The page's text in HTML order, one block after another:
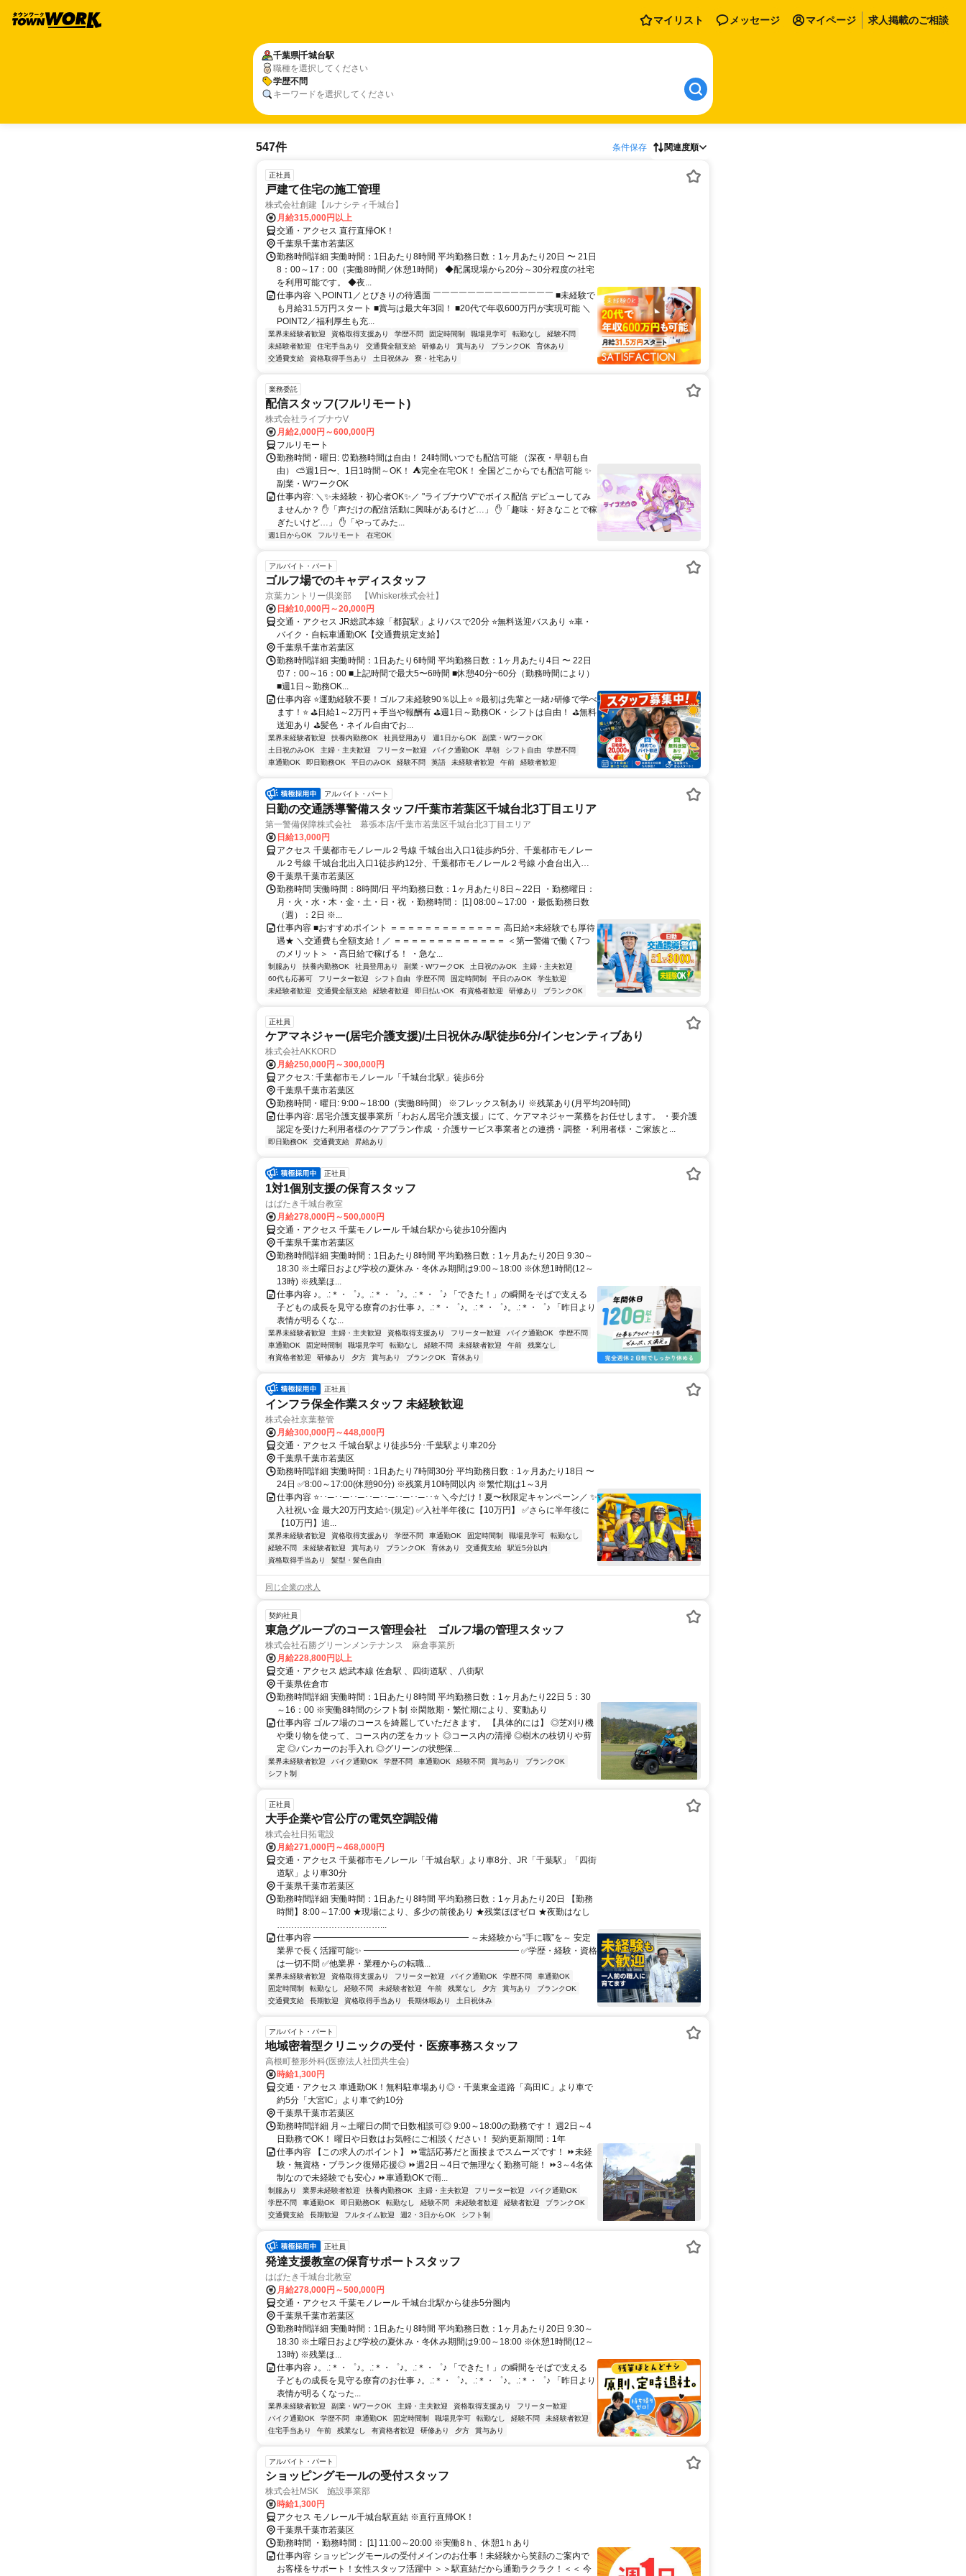
マイリスト メッセージ マイページ 求人掲載のご相談
千葉県千城台駅
職種を選択してください
学歴不問
キーワードを選択してください
547件 条件保存 関連度順
正社員
戸建て住宅の施工管理
株式会社創建【ルナシティ千城台】
月給315,000円以上
交通・アクセス 直行直帰OK！
千葉県千葉市若葉区
勤務時間詳細 実働時間：1日あたり8時間 平均勤務日数：1ヶ月あたり20日 〜 21日
8：00～17：00（実働8時間／休憩1時間） ◆配属現場から20分～30分程度の社宅
を利用可能です。 ◆夜...
仕事内容 ＼POINT1／とびきりの待遇面 ￣￣￣￣￣￣￣￣￣￣￣￣￣￣ ■未経験で
も月給31.5万円スタート ■賞与は最大年3回！ ■20代で年収600万円が実現可能 ＼
POINT2／福利厚生も充...
業界未経験者歓迎 資格取得支援あり 学歴不問 固定時間制 職場見学可 転勤なし
経験不問
未経験者歓迎
住宅手当あり 交通費全額支給 研修あり 賞与あり ブランクOK
育休あり
交通費支給
資格取得手当あり 土日祝休み 寮・社宅あり
業務委託
配信スタッフ(フルリモート)
株式会社ライブナウV
月給2,000円～600,000円
フルリモート
勤務時間・曜日: ⏰勤務時間は自由！ 24時間いつでも配信可能 （深夜・早朝も自
由） ⛅週1日〜、1日1時間～OK！ ⛺完全在宅OK！ 全国どこからでも配信可能 ✨
副業・WワークOK
仕事内容: ＼✨未経験・初心者OK✨／ "ライブナウV"でボイス配信 デビューしてみ
ませんか？ ✋「声だけの配信活動に興味があるけど…」 ✋「趣味・好きなことで稼
ぎたいけど…」 ✋「やってみた...
週1日からOK フルリモート 在宅OK
アルバイト・パート
ゴルフ場でのキャディスタッフ
京葉カントリー倶楽部 【Whisker株式会社】
日給10,000円～20,000円
交通・アクセス JR総武本線「都賀駅」よりバスで20分 ⭐無料送迎バスあり ⭐車・
バイク・自転車通勤OK【交通費規定支給】
千葉県千葉市若葉区
勤務時間詳細 実働時間：1日あたり6時間 平均勤務日数：1ヶ月あたり4日 〜 22日
⏰7：00～16：00 ■上記時間で最大5〜6時間 ■休憩40分~60分（勤務時間により）
■週1日～勤務OK...
仕事内容 ⭐運動経験不要！ゴルフ未経験90％以上⭐ ⭐最初は先輩と一緒♪研修で学べ
ます！⭐ ⛳日給1～2万円＋手当や報酬有 ⛳週1日～勤務OK・シフトは自由！ ⛳無料
送迎あり ⛳髪色・ネイル自由でお...
業界未経験者歓迎 扶養内勤務OK 社員登用あり 週1日からOK
副業・WワークOK
土日祝のみOK
主婦・主夫歓迎 フリーター歓迎 バイク通勤OK 早朝 シフト自由
学歴不問
車通勤OK
即日勤務OK 平日のみOK 経験不問 英語 未経験者歓迎 午前 経験者歓迎
アルバイト・パート
日勤の交通誘導警備スタッフ/千葉市若葉区千城台北3丁目エリア
第一警備保障株式会社 幕張本店/千葉市若葉区千城台北3丁目エリア
日給13,000円
アクセス 千葉都市モノレール２号線 千城台出入口1徒歩約5分、千葉都市モノレー
ル２号線 千城台北出入口1徒歩約12分、千葉都市モノレール２号線 小倉台出入口1
徒歩約25分 直行直帰OK＊交通費全額支給＊
千葉県千葉市若葉区
勤務時間 実働時間：8時間/日 平均勤務日数：1ヶ月あたり8日～22日 ・勤務曜日：
月・火・水・木・金・土・日・祝 ・勤務時間： [1] 08:00～17:00 ・最低勤務日数
（週）：2日 ※...
仕事内容 ■おすすめポイント ＝＝＝＝＝＝＝＝＝＝＝＝＝ 高日給×未経験でも厚待
遇★ ＼交通費も全額支給！／ ＝＝＝＝＝＝＝＝＝＝＝＝＝ ＜第一警備で働く7つ
のメリット＞ ・高日給で稼げる！ ・急な...
制服あり 扶養内勤務OK 社員登用あり 副業・WワークOK 土日祝のみOK
主婦・主夫歓迎
60代も応募可
フリーター歓迎 シフト自由 学歴不問 固定時間制 平日のみOK
学生歓迎
未経験者歓迎
交通費全額支給 経験者歓迎 即日払いOK 有資格者歓迎 研修あり ブランクOK
正社員
ケアマネジャー(居宅介護支援)/土日祝休み/駅徒歩6分/インセンティブあり
株式会社AKKORD
月給250,000円～300,000円
アクセス: 千葉都市モノレール「千城台北駅」徒歩6分
千葉県千葉市若葉区
勤務時間・曜日: 9:00～18:00（実働8時間） ※フレックス制あり ※残業あり(月平均20時間)
仕事内容: 居宅介護支援事業所「わおん居宅介護支援」にて、ケアマネジャー業務をお任せします。 ・要介護
認定を受けた利用者様のケアプラン作成 ・介護サービス事業者との連携・調整 ・利用者様・ご家族と...
即日勤務OK 交通費支給 昇給あり
正社員
1対1個別支援の保育スタッフ
はばたき千城台教室
月給278,000円～500,000円
交通・アクセス 千葉モノレール 千城台駅から徒歩10分圏内
千葉県千葉市若葉区
勤務時間詳細 実働時間：1日あたり8時間 平均勤務日数：1ヶ月あたり20日 9:30～
18:30 ※土曜日および学校の夏休み・冬休み期間は9:00～18:00 ※休憩1時間(12～
13時) ※残業ほ...
仕事内容 ♪。.:＊・゜♪。.:＊・゜♪。.:＊・゜♪ 「できた！」の瞬間をそばで支える
子どもの成長を見守る療育のお仕事 ♪。.:＊・゜♪。.:＊・゜♪。.:＊・゜♪ 「昨日より
表情が明るくな...
業界未経験者歓迎 主婦・主夫歓迎 資格取得支援あり フリーター歓迎 バイク通勤OK
学歴不問
車通勤OK
固定時間制 職場見学可 転勤なし 経験不問 未経験者歓迎 午前
残業なし
有資格者歓迎
研修あり 夕方 賞与あり ブランクOK 育休あり
正社員
インフラ保全作業スタッフ 未経験歓迎
株式会社京葉整管
月給300,000円～448,000円
交通・アクセス 千城台駅より徒歩5分･千葉駅より車20分
千葉県千葉市若葉区
勤務時間詳細 実働時間：1日あたり7時間30分 平均勤務日数：1ヶ月あたり18日 〜
24日 ✅8:00～17:00(休憩90分) ※残業月10時間以内 ※繁忙期は1～3月
仕事内容 ⭐･･─･･─･･─･･─･･─･･─･･─･･⭐ ＼今だけ！夏〜秋限定キャンペーン／ ✨
入社祝い金 最大20万円支給✨(規定) ✅入社半年後に【10万円】 ✅さらに半年後に
【10万円】追...
業界未経験者歓迎 資格取得支援あり 学歴不問 車通勤OK 固定時間制 職場見学可
転勤なし
経験不問
未経験者歓迎 賞与あり ブランクOK 育休あり 交通費支給
駅近5分以内
資格取得手当あり
髪型・髪色自由
同じ企業の求人
契約社員
東急グループのコース管理会社 ゴルフ場の管理スタッフ
株式会社石勝グリーンメンテナンス 麻倉事業所
月給228,800円以上
交通・アクセス 総武本線 佐倉駅 、四街道駅 、八街駅
千葉県佐倉市
勤務時間詳細 実働時間：1日あたり8時間 平均勤務日数：1ヶ月あたり22日 5：30
～16：00 ※実働8時間のシフト制 ※閑散期・繁忙期により、変動あり
仕事内容 ゴルフ場のコースを綺麗していただきます。 【具体的には】 ◎芝刈り機
や乗り物を使って、コース内の芝をカット ◎コース内の清掃 ◎樹木の枝切りや剪
定 ◎バンカーのお手入れ ◎グリーンの状態保...
業界未経験者歓迎 バイク通勤OK 学歴不問 車通勤OK 経験不問 賞与あり
ブランクOK
シフト制
正社員
大手企業や官公庁の電気空調設備
株式会社日拓電設
月給271,000円～468,000円
交通・アクセス 千葉都市モノレール「千城台駅」より車8分、JR「千葉駅」「四街
道駅」より車30分
千葉県千葉市若葉区
勤務時間詳細 実働時間：1日あたり8時間 平均勤務日数：1ヶ月あたり20日 【勤務
時間】8:00～17:00 ★現場により、多少の前後あり ★残業ほぼゼロ ★夜勤はなし
………………………………...
仕事内容 ━━━━━━━━━━━━━━━━━━ ～未経験から“手に職”を～ 安定
業界で長く活躍可能✨ ━━━━━━━━━━━━━━━━━━ ✅学歴・経験・資格
は一切不問 ✅他業界・業種からの転職...
業界未経験者歓迎 資格取得支援あり フリーター歓迎 バイク通勤OK 学歴不問
車通勤OK
固定時間制
転勤なし 経験不問 未経験者歓迎 午前 残業なし 夕方 賞与あり
ブランクOK
交通費支給
長期歓迎 資格取得手当あり 長期休暇あり 土日祝休み
アルバイト・パート
地域密着型クリニックの受付・医療事務スタッフ
高根町整形外科(医療法人社団共生会)
時給1,300円
交通・アクセス 車通勤OK！無料駐車場あり◎・千葉東金道路「高田IC」より車で
約5分「大宮IC」より車で約10分
千葉県千葉市若葉区
勤務時間詳細 月～土曜日の間で日数相談可◎ 9:00～18:00の勤務です！ 週2日～4
日勤務でOK！ 曜日や日数はお気軽にご相談ください！ 契約更新期間：1年
仕事内容 【この求人のポイント】 ⏩電話応募だと面接までスムーズです！ ⏩未経
験・無資格・ブランク復帰応援◎ ⏩週2日～4日で無理なく勤務可能！ ⏩3～4名体
制なので未経験でも安心♪ ⏩車通勤OKで雨...
制服あり 業界未経験者歓迎 扶養内勤務OK 主婦・主夫歓迎 フリーター歓迎
バイク通勤OK
学歴不問
車通勤OK 即日勤務OK 転勤なし 経験不問 未経験者歓迎 経験者歓迎
ブランクOK
交通費支給
長期歓迎 フルタイム歓迎 週2・3日からOK シフト制
正社員
発達支援教室の保育サポートスタッフ
はばたき千城台北教室
月給278,000円～500,000円
交通・アクセス 千葉モノレール 千城台北駅から徒歩5分圏内
千葉県千葉市若葉区
勤務時間詳細 実働時間：1日あたり8時間 平均勤務日数：1ヶ月あたり20日 9:30～
18:30 ※土曜日および学校の夏休み・冬休み期間は9:00～18:00 ※休憩1時間(12～
13時) ※残業ほ...
仕事内容 ♪。.:＊・゜♪。.:＊・゜♪。.:＊・゜♪ 「できた！」の瞬間をそばで支える
子どもの成長を見守る療育のお仕事 ♪。.:＊・゜♪。.:＊・゜♪。.:＊・゜♪ 「昨日より
表情が明るくなった...
業界未経験者歓迎 副業・WワークOK 主婦・主夫歓迎 資格取得支援あり
フリーター歓迎
バイク通勤OK
学歴不問 車通勤OK 固定時間制 職場見学可 転勤なし 経験不問
未経験者歓迎
住宅手当あり
午前 残業なし 有資格者歓迎 研修あり 夕方 賞与あり
アルバイト・パート
ショッピングモールの受付スタッフ
株式会社MSK 施設事業部
時給1,300円
アクセス モノレール千城台駅直結 ※直行直帰OK！
千葉県千葉市若葉区
勤務時間 ・勤務時間： [1] 11:00～20:00 ※実働8ｈ、休憩1ｈあり
仕事内容 ショッピングモールの受付メインのお仕事！未経験から笑顔のご案内で
お客様をサポート！女性スタッフ活躍中 ＞＞駅直結だから通勤ラクラク！＜＜ 今